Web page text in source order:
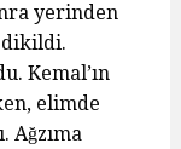
yerinden
dikildi.
Kemal’ın
elimde
Ağzıma